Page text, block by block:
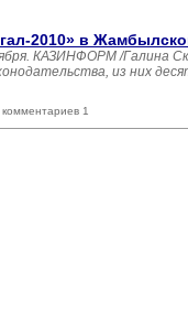
2010» в
КАЗИНФОРМ /Галина
из них
1